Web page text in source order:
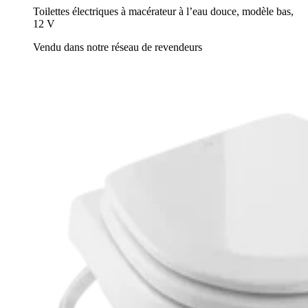
Toilettes électriques à macérateur à l’eau douce, modèle bas,
12 V
Vendu dans notre réseau de revendeurs